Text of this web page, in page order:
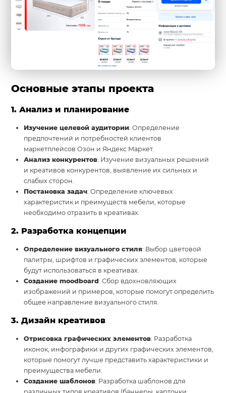
Основные этапы проекта
1. Анализ и планирование
Изучение целевой аудитории: Определение
предпочтений и потребностей клиентов
маркетплейсов Озон и Яндекс Маркет.
Анализ конкурентов: Изучение визуальных решений
и креативов конкурентов, выявление их сильных и
слабых сторон.
Постановка задач: Определение ключевых
характеристик и преимуществ мебели, которые
необходимо отразить в креативах.
2. Разработка концепции
Определение визуального стиля: Выбор цветовой
палитры, шрифтов и графических элементов, которые
будут использоваться в креативах.
Создание moodboard: Сбор вдохновляющих
изображений и примеров, которые помогут определить
общее направление визуального стиля.
3. Дизайн креативов
Отрисовка графических элементов: Разработка
иконок, инфографики и других графических элементов,
которые помогут лучше представить характеристики и
преимущества мебели.
Создание шаблонов: Разработка шаблонов для